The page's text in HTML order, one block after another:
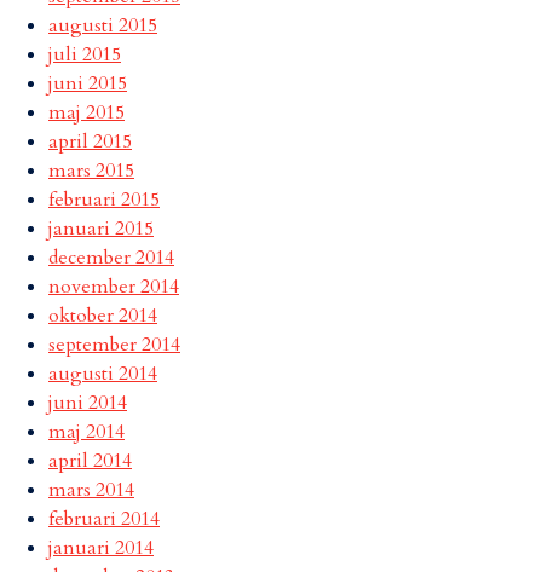
augusti 2015
juli 2015
juni 2015
maj 2015
april 2015
mars 2015
februari 2015
januari 2015
december 2014
november 2014
oktober 2014
september 2014
augusti 2014
juni 2014
maj 2014
april 2014
mars 2014
februari 2014
januari 2014